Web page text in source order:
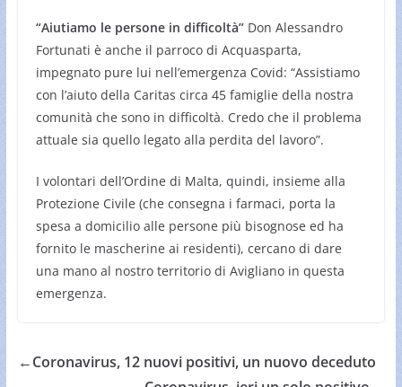
“Aiutiamo le persone in difficoltà”Don Alessandro
Fortunati è anche il parroco di Acquasparta,
impegnato pure lui nell’emergenza Covid: “Assistiamo
con l’aiuto della Caritas circa 45 famiglie della nostra
comunità che sono in difficoltà. Credo che il problema
attuale sia quello legato alla perdita del lavoro”.
I volontari dell’Ordine di Malta, quindi, insieme alla
Protezione Civile (che consegna i farmaci, porta la
spesa a domicilio alle persone più bisognose ed ha
fornito le mascherine ai residenti), cercano di dare
una mano al nostro territorio di Avigliano in questa
emergenza.
←Coronavirus, 12 nuovi positivi, un nuovo deceduto